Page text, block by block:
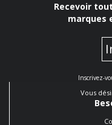
Recevoir
marques
Inscrivez-
Vous